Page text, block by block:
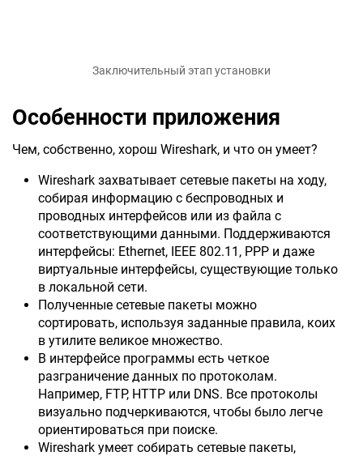
Заключительный этап установки
Особенности приложения
Чем, собственно, хорош Wireshark, и что он умеет?
Wireshark захватывает сетевые пакеты на ходу,
собирая информацию с беспроводных и
проводных интерфейсов или из файла с
соответствующими данными. Поддерживаются
интерфейсы: Ethernet, IEEE 802.11, PPP и даже
виртуальные интерфейсы, существующие только
в локальной сети.
Полученные сетевые пакеты можно
сортировать, используя заданные правила, коих
в утилите великое множество.
В интерфейсе программы есть четкое
разграничение данных по протоколам.
Например, FTP, HTTP или DNS. Все протоколы
визуально подчеркиваются, чтобы было легче
ориентироваться при поиске.
Wireshark умеет собирать сетевые пакеты,